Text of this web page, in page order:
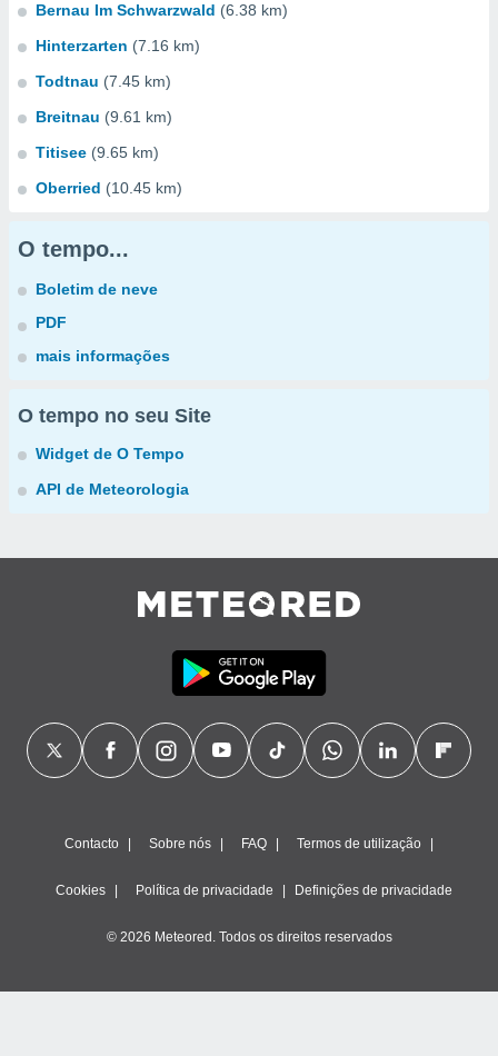
Bernau Im Schwarzwald (6.38 km)
Hinterzarten (7.16 km)
Todtnau (7.45 km)
Breitnau (9.61 km)
Titisee (9.65 km)
Oberried (10.45 km)
O tempo...
Boletim de neve
PDF
mais informações
O tempo no seu Site
Widget de O Tempo
API de Meteorologia
Contacto Sobre nós FAQ Termos de utilização
Cookies Política de privacidade Definições de privacidade
© 2026 Meteored. Todos os direitos reservados